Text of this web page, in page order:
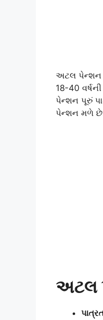
અટલ પેન્શન
18-40
પેન્શન પૂરું
પેન્શન મળે
અટલ